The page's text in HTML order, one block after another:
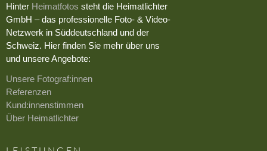
Hinter Heimatfotos steht die Heimatlichter
GmbH – das professionelle Foto- & Video-
Netzwerk in Süddeutschland und der
Schweiz. Hier finden Sie mehr über uns
und unsere Angebote:
Unsere Fotograf:innen
Referenzen
Kund:innenstimmen
Über Heimatlichter